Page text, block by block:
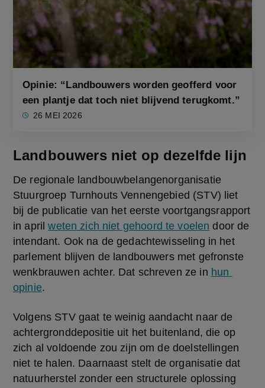
Opinie: “Landbouwers worden geofferd voor
een plantje dat toch niet blijvend terugkomt.”
26 MEI 2026
Landbouwers niet op dezelfde lijn
De regionale landbouwbelangenorganisatie
Stuurgroep Turnhouts Vennengebied (STV) liet
bij de publicatie van het eerste voortgangsrapport
in april weten zich niet gehoord te voelen door de
intendant. Ook na de gedachtewisseling in het
parlement blijven de landbouwers met gefronste
wenkbrauwen achter. Dat schreven ze in hun
opinie.
Volgens STV gaat te weinig aandacht naar de
achtergronddepositie uit het buitenland, die op
zich al voldoende zou zijn om de doelstellingen
niet te halen. Daarnaast stelt de organisatie dat
natuurherstel zonder een structurele oplossing